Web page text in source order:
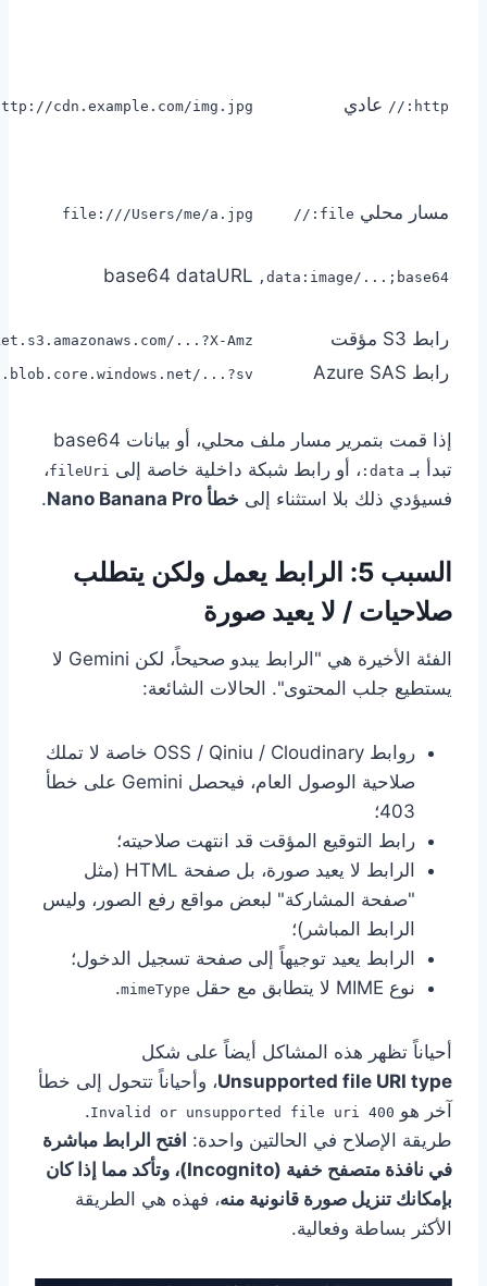
http:// عادي cdn.example.com/img.jpg
مسار محلي file://
file:///Users/me/a.jpg
data:image/...;base64,
base64 dataURL
رابط S3 مؤقت ...?X-Amz-...
رابط Azure SAS ...?sv=...
إذا قمت بتمرير مسار ملف محلي، أو بيانات base64
تبدأ بـ data: ، أو رابط شبكة داخلية خاصة إلى fileUri،
فسيؤدي ذلك بلا استثناء إلى خطأ Nano Banana Pro .
السبب 5: الرابط يعمل ولكن يتطلب
صلاحيات / لا يعيد صورة
الفئة الأخيرة هي "الرابط يبدو صحيحاً، لكن Gemini لا
يستطيع جلب المحتوى". الحالات الشائعة:
روابط OSS / Qiniu / Cloudinary خاصة لا تملك
صلاحية الوصول العام، فيحصل Gemini على خطأ
403؛
رابط التوقيع المؤقت قد انتهت صلاحيته؛
الرابط لا يعيد صورة، بل صفحة HTML (مثل
"صفحة المشاركة" لبعض مواقع رفع الصور، وليس
الرابط المباشر)؛
الرابط يعيد توجيهاً إلى صفحة تسجيل الدخول؛
نوع MIME لا يتطابق مع حقل
mimeType
.
أحياناً تظهر هذه المشاكل أيضاً على شكل
Unsupported file URI type، وأحياناً تتحول إلى خطأ
آخر هو 400 Invalid or unsupported file uri
.
طريقة الإصلاح في الحالتين واحدة: افتح الرابط مباشرة
في نافذة متصفح خفية (Incognito)، وتأكد مما إذا كان
بإمكانك تنزيل صورة قانونية منه، فهذه هي الطريقة
الأكثر بساطة وفعالية.